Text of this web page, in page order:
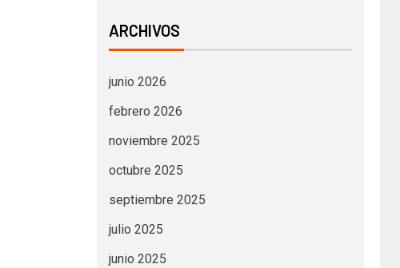
ARCHIVOS
junio 2026
febrero 2026
noviembre 2025
octubre 2025
septiembre 2025
julio 2025
junio 2025